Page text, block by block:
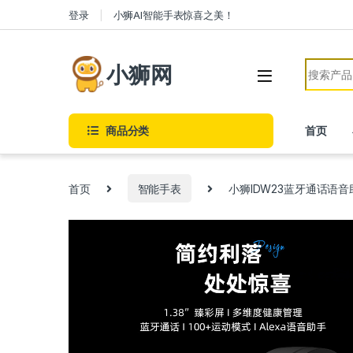
Skip to navigation
Skip to content登录 小狮AI智能手表惊喜之美！
小狮网 Search
商品分类 首页
首页 智能手表 小狮IDW23蓝牙通话语